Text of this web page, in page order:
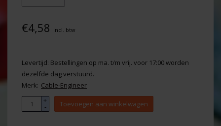
€4,58 Incl. btw
Levertijd: Bestellingen op ma. t/m vrij. voor 17:00 worden
dezelfde dag verstuurd.
Merk: Cable-Engineer
+
- Toevoegen aan winkelwagen